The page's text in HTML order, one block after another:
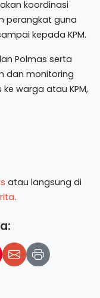
koordinasi
perangkat guna
kepada KPM.
Polmas serta
dan monitoring
warga atau KPM,
atau langsung di
.